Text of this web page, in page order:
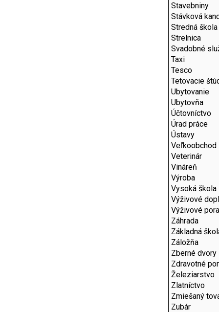
Stavebniny
Stávková
Stredná škola
Strelnica
Svadobné
Taxi
Tesco
Tetovacie
Ubytovanie
Ubytovňa
Účtovníctvo
Úrad práce
Ústavy
Veľkoobchod
Veterinár
Vináreň
Výroba
Vysoká škola
Výživové
Výživové
Záhrada
Základná
Záložňa
Zberné dvory
Zdravotné
Železiarstvo
Zlatníctvo
Zmiešaný
Zubár